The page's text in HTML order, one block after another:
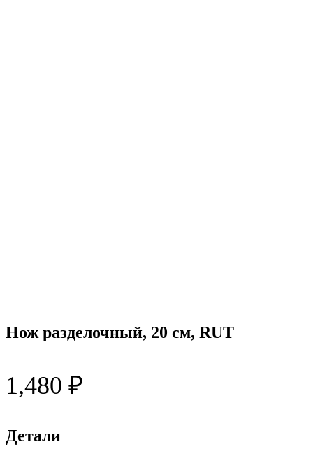
Нож разделочный, 20 см, RUT
1,480 ₽
Детали